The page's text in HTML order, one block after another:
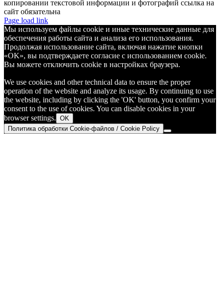
копировании текстовой информации и фотографий ссылка на
сайт обязательна
Telegram
Page load link
Мы используем файлы cookie и иные технические данные для
обеспечения работы сайта и анализа его использования.
Продолжая использование сайта, включая нажатие кнопки
«OK», вы подтверждаете согласие с использованием cookie.
Вы можете отключить cookie в настройках браузера.
We use cookies and other technical data to ensure the proper
operation of the website and analyze its usage. By continuing to use
the website, including by clicking the 'OK' button, you confirm your
consent to the use of cookies. You can disable cookies in your
browser settings. OK
Политика обработки Cookie-файлов / Cookie Policy